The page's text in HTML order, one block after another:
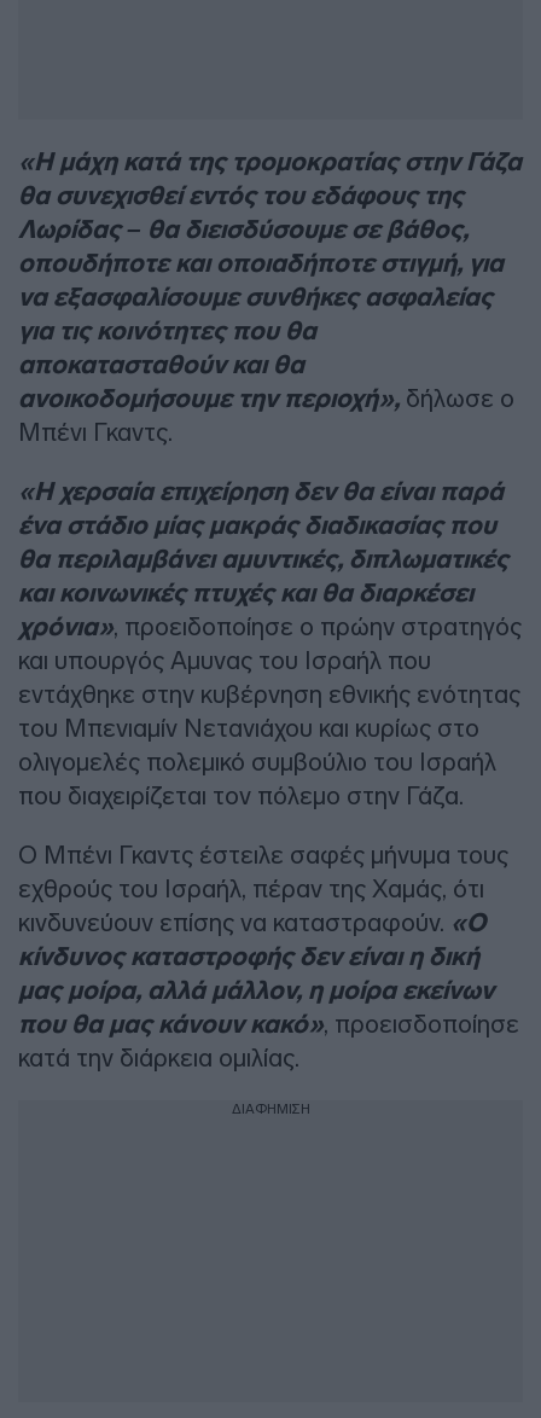
«Η μάχη κατά της τρομοκρατίας στην Γάζα
θα συνεχισθεί εντός του εδάφους της
Λωρίδας – θα διεισδύσουμε σε βάθος,
οπουδήποτε και οποιαδήποτε στιγμή, για
να εξασφαλίσουμε συνθήκες ασφαλείας
για τις κοινότητες που θα
αποκατασταθούν και θα
ανοικοδομήσουμε την περιοχή», δήλωσε ο
Μπένι Γκαντς.
«Η χερσαία επιχείρηση δεν θα είναι παρά
ένα στάδιο μίας μακράς διαδικασίας που
θα περιλαμβάνει αμυντικές, διπλωματικές
και κοινωνικές πτυχές και θα διαρκέσει
χρόνια», προειδοποίησε ο πρώην στρατηγός
και υπουργός Αμυνας του Ισραήλ που
εντάχθηκε στην κυβέρνηση εθνικής ενότητας
του Μπενιαμίν Νετανιάχου και κυρίως στο
ολιγομελές πολεμικό συμβούλιο του Ισραήλ
που διαχειρίζεται τον πόλεμο στην Γάζα.
Ο Μπένι Γκαντς έστειλε σαφές μήνυμα τους
εχθρούς του Ισραήλ, πέραν της Χαμάς, ότι
κινδυνεύουν επίσης να καταστραφούν. «Ο
κίνδυνος καταστροφής δεν είναι η δική
μας μοίρα, αλλά μάλλον, η μοίρα εκείνων
που θα μας κάνουν κακό», προεισδοποίησε
κατά την διάρκεια ομιλίας.
ΔΙΑΦΗΜΙΣΗ